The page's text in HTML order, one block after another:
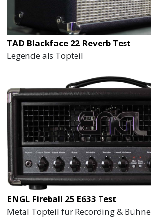
TAD Blackface 22 Reverb Test
Legende als Topteil
ENGL Fireball 25 E633 Test
Metal Topteil für Recording & Bühne